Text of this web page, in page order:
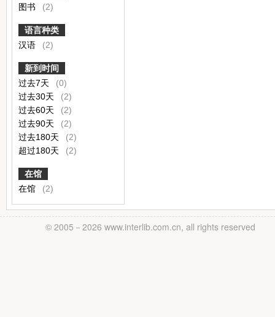
图书
(2)
语言种类
汉语
(2)
新到时间
过去7天
(0)
过去30天
(2)
过去60天
(2)
过去90天
(2)
过去180天
(2)
超过180天
(2)
在馆
在馆
(2)
© 2005－ 2026 www.interlib.com.cn, all rights reserved